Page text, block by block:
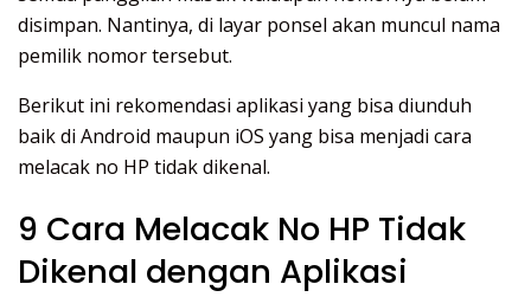
disimpan. Nantinya, di layar ponsel akan muncul nama
pemilik nomor tersebut.
Berikut ini rekomendasi aplikasi yang bisa diunduh
baik di Android maupun iOS yang bisa menjadi cara
melacak no HP tidak dikenal.
9 Cara Melacak No HP Tidak
Dikenal dengan Aplikasi